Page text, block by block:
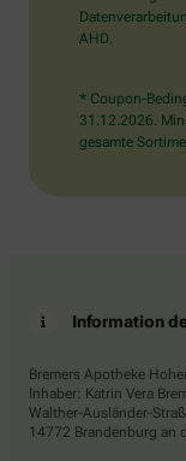
AHD.
* Coupon-
31.12.2026.
gesamte
Information
Bremers Apotheke
Inhaber: Katrin Vera
Walther-Ausländer-
14772 Brandenburg an